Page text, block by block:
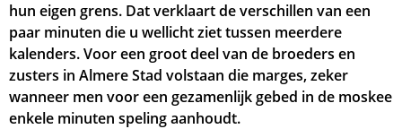
22, Za 04:53 06:34 13:42 17:36 20:50 22:30
23, Zo 04:55 06:35 13:42 17:34 20:47 22:27
24, Ma 04:58 06:37 13:42 17:33 20:45 22:25
hun eigen grens. Dat verklaart de verschillen van een
paar minuten die u wellicht ziet tussen meerdere
kalenders. Voor een groot deel van de broeders en
zusters in Almere Stad volstaan die marges, zeker
wanneer men voor een gezamenlijk gebed in de moskee
enkele minuten speling aanhoudt.